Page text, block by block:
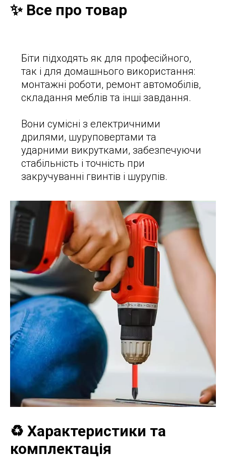
✨ Все про товар
Біти підходять як для професійного,
так і для домашнього використання:
монтажні роботи, ремонт автомобілів,
складання меблів та інші завдання.
Вони сумісні з електричними
дрилями, шуруповертами та
ударними викрутками, забезпечуючи
стабільність і точність при
закручуванні гвинтів і шурупів.
♻️ Характеристики та
комплектація